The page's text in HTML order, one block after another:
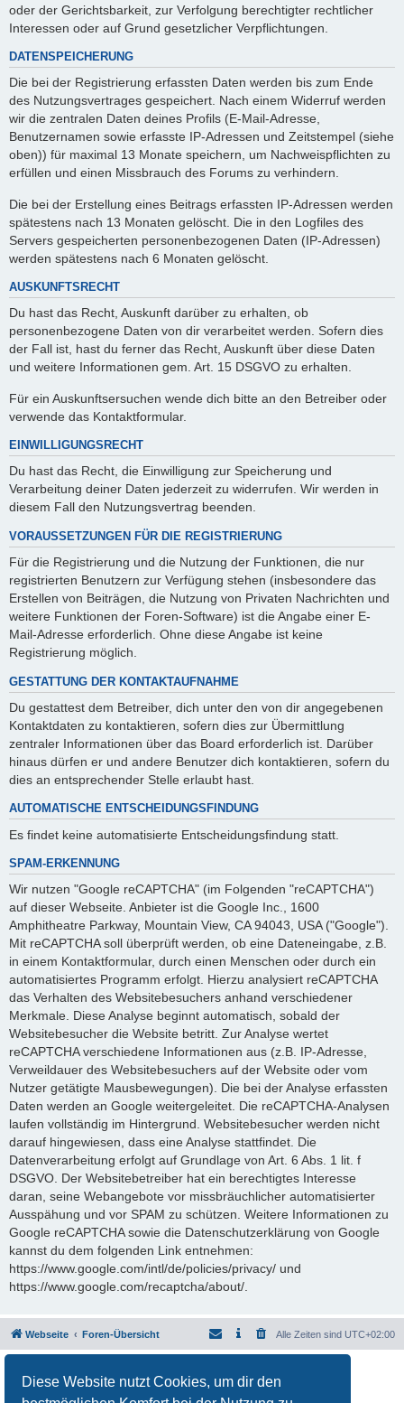
Diese Website nutzt Cookies, um dir den
oder der Gerichtsbarkeit, zur Verfolgung berechtigter rechtlicher
Interessen oder auf Grund gesetzlicher Verpflichtungen.
DATENSPEICHERUNG
Die bei der Registrierung erfassten Daten werden bis zum Ende
des Nutzungsvertrages gespeichert. Nach einem Widerruf werden
wir die zentralen Daten deines Profils (E-Mail-Adresse,
Benutzernamen sowie erfasste IP-Adressen und Zeitstempel (siehe
oben)) für maximal 13 Monate speichern, um Nachweispflichten zu
erfüllen und einen Missbrauch des Forums zu verhindern.
Die bei der Erstellung eines Beitrags erfassten IP-Adressen werden
spätestens nach 13 Monaten gelöscht. Die in den Logfiles des
Servers gespeicherten personenbezogenen Daten (IP-Adressen)
werden spätestens nach 6 Monaten gelöscht.
AUSKUNFTSRECHT
Du hast das Recht, Auskunft darüber zu erhalten, ob
personenbezogene Daten von dir verarbeitet werden. Sofern dies
der Fall ist, hast du ferner das Recht, Auskunft über diese Daten
und weitere Informationen gem. Art. 15 DSGVO zu erhalten.
Für ein Auskunftsersuchen wende dich bitte an den Betreiber oder
verwende das Kontaktformular.
EINWILLIGUNGSRECHT
Du hast das Recht, die Einwilligung zur Speicherung und
Verarbeitung deiner Daten jederzeit zu widerrufen. Wir werden in
diesem Fall den Nutzungsvertrag beenden.
VORAUSSETZUNGEN FÜR DIE REGISTRIERUNG
Für die Registrierung und die Nutzung der Funktionen, die nur
registrierten Benutzern zur Verfügung stehen (insbesondere das
Erstellen von Beiträgen, die Nutzung von Privaten Nachrichten und
weitere Funktionen der Foren-Software) ist die Angabe einer E-
Mail-Adresse erforderlich. Ohne diese Angabe ist keine
Registrierung möglich.
GESTATTUNG DER KONTAKTAUFNAHME
Du gestattest dem Betreiber, dich unter den von dir angegebenen
Kontaktdaten zu kontaktieren, sofern dies zur Übermittlung
zentraler Informationen über das Board erforderlich ist. Darüber
hinaus dürfen er und andere Benutzer dich kontaktieren, sofern du
dies an entsprechender Stelle erlaubt hast.
AUTOMATISCHE ENTSCHEIDUNGSFINDUNG
Es findet keine automatisierte Entscheidungsfindung statt.
SPAM-ERKENNUNG
Wir nutzen "Google reCAPTCHA" (im Folgenden "reCAPTCHA")
auf dieser Webseite. Anbieter ist die Google Inc., 1600
Amphitheatre Parkway, Mountain View, CA 94043, USA ("Google").
Mit reCAPTCHA soll überprüft werden, ob eine Dateneingabe, z.B.
in einem Kontaktformular, durch einen Menschen oder durch ein
automatisiertes Programm erfolgt. Hierzu analysiert reCAPTCHA
das Verhalten des Websitebesuchers anhand verschiedener
Merkmale. Diese Analyse beginnt automatisch, sobald der
Websitebesucher die Website betritt. Zur Analyse wertet
reCAPTCHA verschiedene Informationen aus (z.B. IP-Adresse,
Verweildauer des Websitebesuchers auf der Website oder vom
Nutzer getätigte Mausbewegungen). Die bei der Analyse erfassten
Daten werden an Google weitergeleitet. Die reCAPTCHA-Analysen
laufen vollständig im Hintergrund. Websitebesucher werden nicht
darauf hingewiesen, dass eine Analyse stattfindet. Die
Datenverarbeitung erfolgt auf Grundlage von Art. 6 Abs. 1 lit. f
DSGVO. Der Websitebetreiber hat ein berechtigtes Interesse
daran, seine Webangebote vor missbräuchlicher automatisierter
Ausspähung und vor SPAM zu schützen. Weitere Informationen zu
Google reCAPTCHA sowie die Datenschutzerklärung von Google
kannst du dem folgenden Link entnehmen:
https://www.google.com/intl/de/policies/privacy/ und
https://www.google.com/recaptcha/about/.
Webseite Foren-Übersicht Alle Zeiten sind UTC+02:00
Deutsche Übersetzung durchphpBB.de
Datenschutz|Nutzungsbedingungen